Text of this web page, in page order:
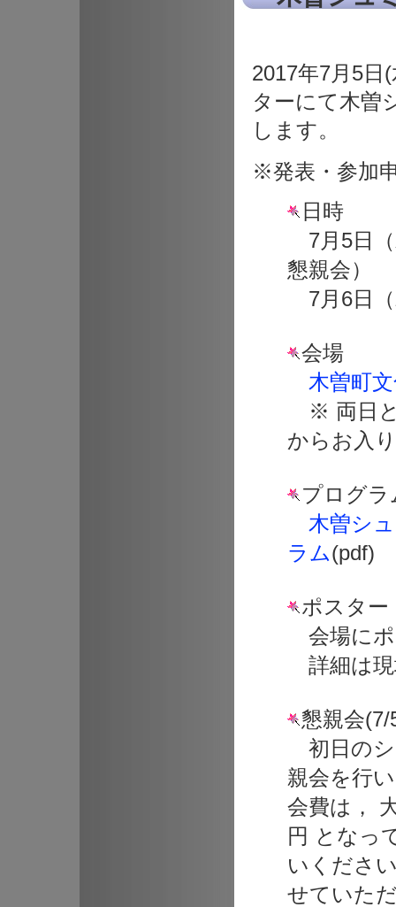
2017年7月5日
ターにて木曽
します。
※発表・参加
日時
7月5日
懇親会）
7月6日
会場
木曽町
※ 両日と
からお入
プログラ
木曽シ
ラム(pdf)
ポスター
会場にポ
詳細は現
懇親会(7/
初日のシ
親会を行
会費は，
円 となっ
いくださ
せていた